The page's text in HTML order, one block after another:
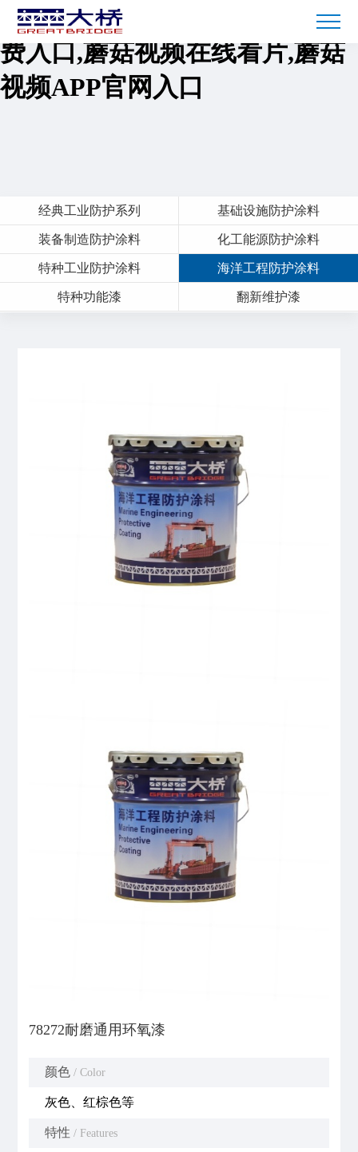
蘑菇短视频免费下载,蘑菇TV免
费入口,蘑菇视频在线看片,蘑菇
视频APP官网入口
经典工业防护系列 基础设施防护涂料
装备制造防护涂料 化工能源防护涂料
特种工业防护涂料 海洋工程防护涂料
特种功能漆 翻新维护漆
78272耐磨通用环氧漆
颜色 / Color
灰色、红棕色等
特性 / Features